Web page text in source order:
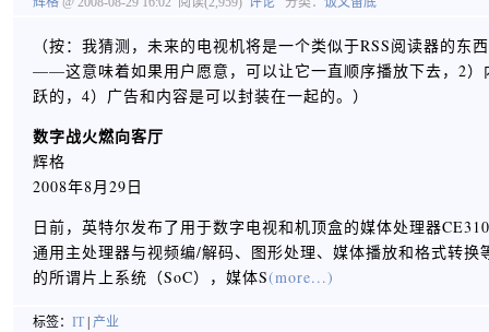
（按：我猜测，未来的电视机将是一个类似于RSS阅读器的东
——这意味着如果用户愿意，可以让它一直顺序播放下去，2）
跃的，4）广告和内容是可以封装在一起的。）
数字战火燃向客厅
辉格
2008年8月29日
日前，英特尔发布了用于数字电视和机顶盒的媒体处理器
通用主处理器与视频编/解码、图形处理、媒体播放和格式转
的所谓片上系统（SoC），媒体S(more...)
标签： IT 产业